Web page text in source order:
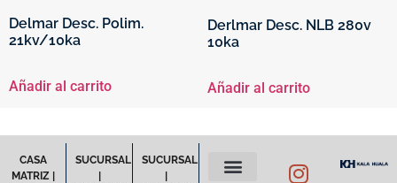
Delmar Desc. Polim.
21kv/10ka
Añadir al carrito
Derlmar Desc. NLB 280v
10ka
Añadir al carrito
CASA
MATRIZ |
SUCURSAL
SUCURSAL